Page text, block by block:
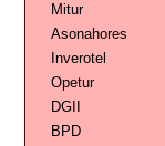
Mitur
Asonahores
Inverotel
Opetur
DGII
BPD